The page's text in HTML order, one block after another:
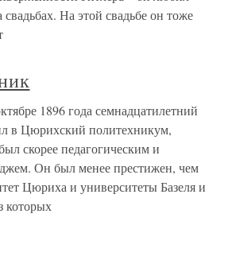
На этой свадьбе он тоже
1896 года семнадцатилетний
в Цюрихский политехникум,
скорее педагогическим и
Он был менее престижен, чем
Цюриха и университеты Базеля и
которых